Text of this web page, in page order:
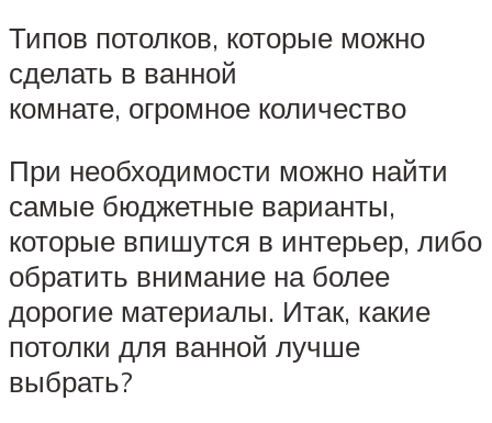
Типов потолков, которые можно
сделать в ванной
комнате, огромное количество
При необходимости можно найти
самые бюджетные варианты,
которые впишутся в интерьер, либо
обратить внимание на более
дорогие материалы. Итак, какие
потолки для ванной лучше
выбрать?